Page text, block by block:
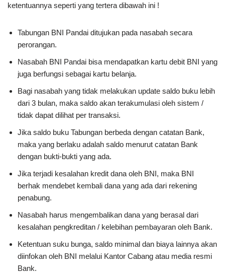
ketentuannya seperti yang tertera dibawah ini !
Tabungan BNI Pandai ditujukan pada nasabah secara
perorangan.
Nasabah BNI Pandai bisa mendapatkan kartu debit BNI yang
juga berfungsi sebagai kartu belanja.
Bagi nasabah yang tidak melakukan update saldo buku lebih
dari 3 bulan, maka saldo akan terakumulasi oleh sistem /
tidak dapat dilihat per transaksi.
Jika saldo buku Tabungan berbeda dengan catatan Bank,
maka yang berlaku adalah saldo menurut catatan Bank
dengan bukti-bukti yang ada.
Jika terjadi kesalahan kredit dana oleh BNI, maka BNI
berhak mendebet kembali dana yang ada dari rekening
penabung.
Nasabah harus mengembalikan dana yang berasal dari
kesalahan pengkreditan / kelebihan pembayaran oleh Bank.
Ketentuan suku bunga, saldo minimal dan biaya lainnya akan
diinfokan oleh BNI melalui Kantor Cabang atau media resmi
Bank.